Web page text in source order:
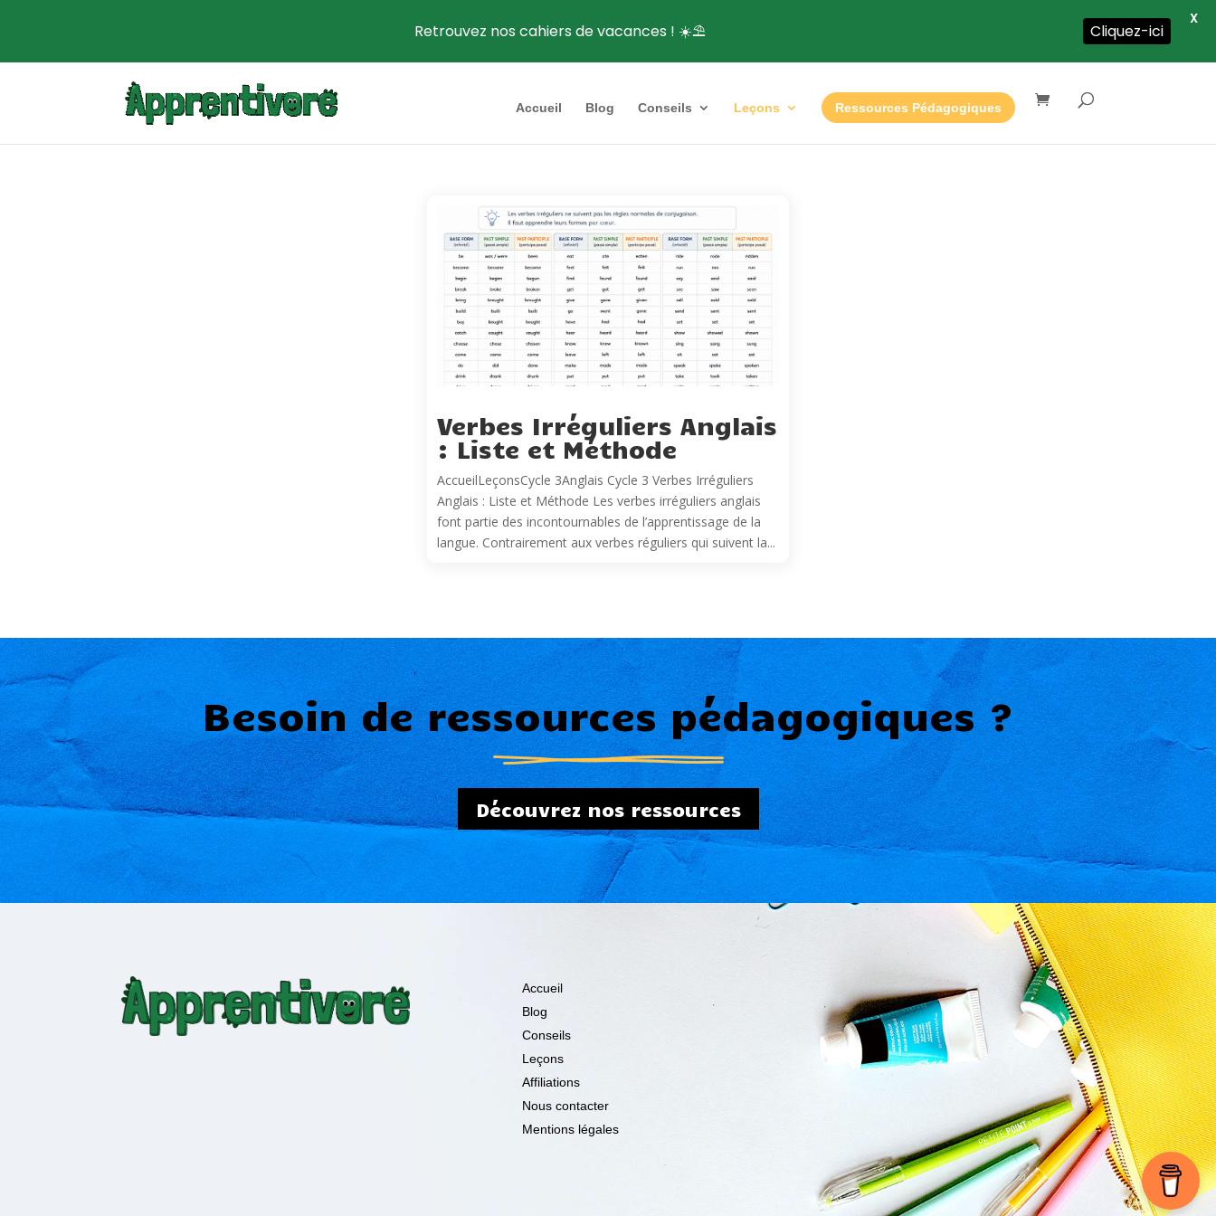
Accueil Blog Conseils Leçons Ressources Pédagogiques
Verbes Irréguliers Anglais
: Liste et Méthode
AccueilLeçonsCycle 3Anglais Cycle 3 Verbes Irréguliers
Anglais : Liste et Méthode Les verbes irréguliers anglais
font partie des incontournables de l’apprentissage de la
langue. Contrairement aux verbes réguliers qui suivent la...
Besoin de ressources pédagogiques ?
Découvrez nos ressources
Accueil
Blog
Conseils
Leçons
Affiliations
Nous contacter
Mentions légales
Retrouvez nos cahiers de vacances ! ☀️⛱️ Cliquez-ici
X